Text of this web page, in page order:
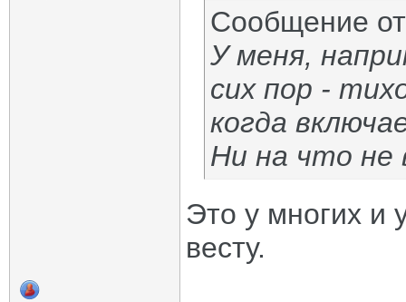
Сообщение
У меня,
сих пор -
когда
Ни на что не
Это у многих и
весту.